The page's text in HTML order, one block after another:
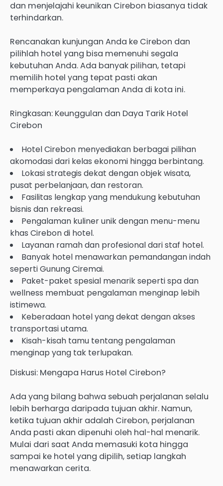
dan menjelajahi keunikan Cirebon biasanya tidak
terhindarkan.
Rencanakan kunjungan Anda ke Cirebon dan
pilihlah hotel yang bisa memenuhi segala
kebutuhan Anda. Ada banyak pilihan, tetapi
memilih hotel yang tepat pasti akan
memperkaya pengalaman Anda di kota ini.
Ringkasan: Keunggulan dan Daya Tarik Hotel
Cirebon
Hotel Cirebon menyediakan berbagai pilihan
akomodasi dari kelas ekonomi hingga berbintang.
Lokasi strategis dekat dengan objek wisata,
pusat perbelanjaan, dan restoran.
Fasilitas lengkap yang mendukung kebutuhan
bisnis dan rekreasi.
Pengalaman kuliner unik dengan menu-menu
khas Cirebon di hotel.
Layanan ramah dan profesional dari staf hotel.
Banyak hotel menawarkan pemandangan indah
seperti Gunung Ciremai.
Paket-paket spesial menarik seperti spa dan
wellness membuat pengalaman menginap lebih
istimewa.
Keberadaan hotel yang dekat dengan akses
transportasi utama.
Kisah-kisah tamu tentang pengalaman
menginap yang tak terlupakan.
Diskusi: Mengapa Harus Hotel Cirebon?
Ada yang bilang bahwa sebuah perjalanan selalu
lebih berharga daripada tujuan akhir. Namun,
ketika tujuan akhir adalah Cirebon, perjalanan
Anda pasti akan dipenuhi oleh hal-hal menarik.
Mulai dari saat Anda memasuki kota hingga
sampai ke hotel yang dipilih, setiap langkah
menawarkan cerita.